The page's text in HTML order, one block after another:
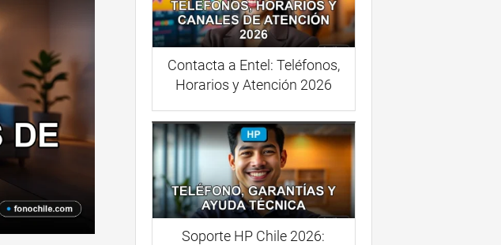
Contacta a Entel: Teléfonos,
Horarios y Atención 2026
Soporte HP Chile 2026: